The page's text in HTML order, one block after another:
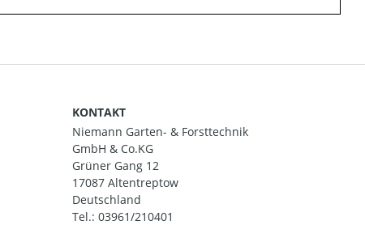
KONTAKT
Niemann Garten- & Forsttechnik
GmbH & Co.KG
Grüner Gang 12
17087 Altentreptow
Deutschland
Tel.: 03961/210401